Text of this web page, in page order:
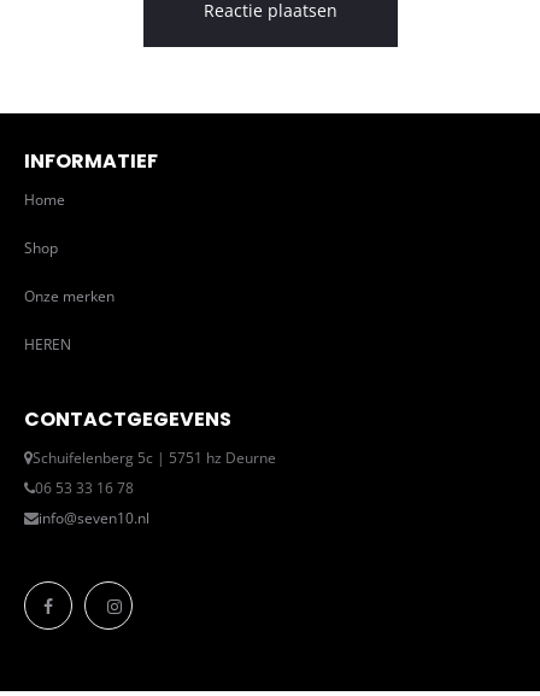
INFORMATIEF
Home
Shop
Onze merken
HEREN
CONTACTGEGEVENS
Schuifelenberg 5c | 5751 hz Deurne
06 53 33 16 78
info@seven10.nl